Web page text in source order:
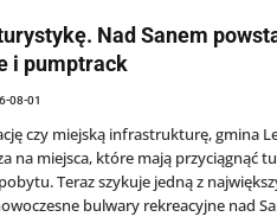
Nad Sanem
i pumptrack
08-01
czy miejską infrastrukturę, gmina
na miejsca, które mają przyciągnąć
Teraz szykuje jedną z
bulwary rekreacyjne nad